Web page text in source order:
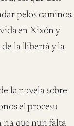
pelos caminos.
en Xixón y
la llibertá y la
la novela sobre
el procesu
na que nun falta